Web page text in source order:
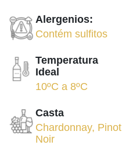
Alergenios:
Contém sulfitos
Temperatura
Ideal
10ºC a8ºC
Casta
Chardonnay, Pinot
Noir